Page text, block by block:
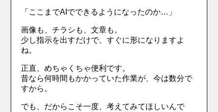
「ここまでAIでできるようになったのか…」
画像も、チラシも、文章も。
少し指示を出すだけで、すぐに形になりますよ
ね。
正直、めちゃくちゃ便利です。
昔なら何時間もかかっていた作業が、今は数分で
すから。
でも、だからこそ一度、考えてみてほしいんで